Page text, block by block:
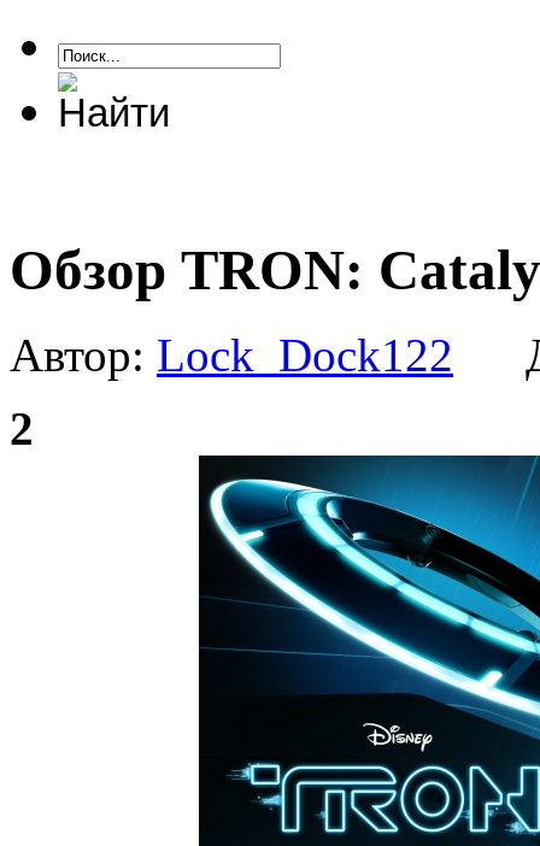
Обзор TRON:
Автор: Lock_Dock122
2